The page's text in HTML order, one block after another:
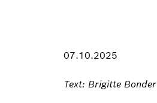
07.10.2025
Text: Brigitte Bonder